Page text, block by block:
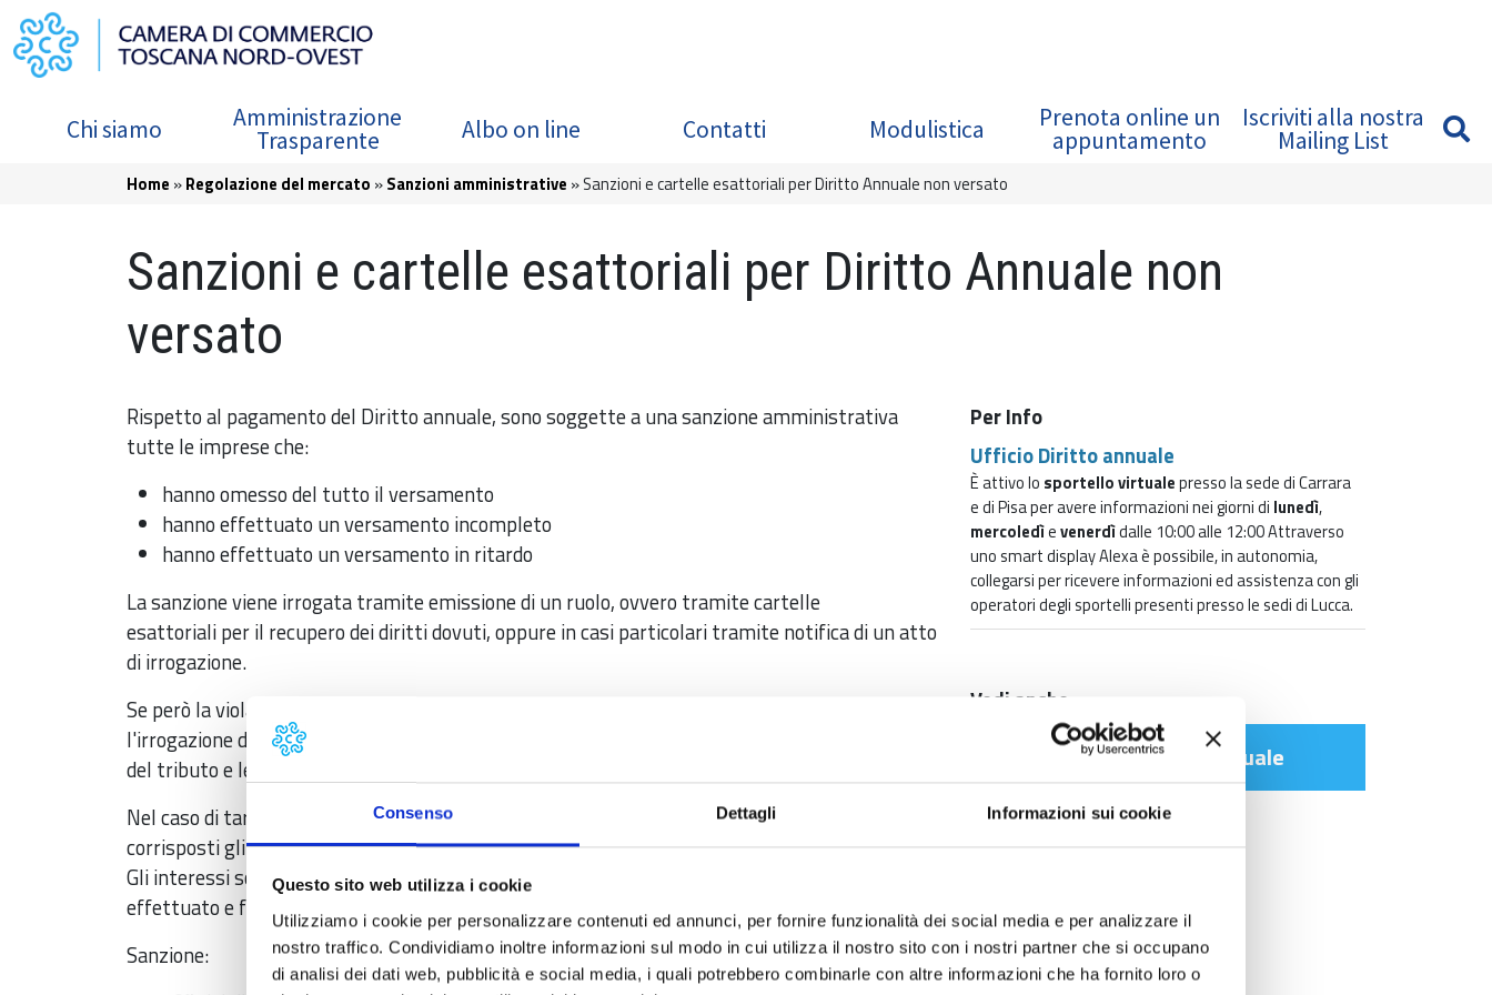
Consenso Dettagli Informazioni sui cookie
Questo sito web utilizza i cookie
Utilizziamo i cookie per personalizzare contenuti ed annunci, per fornire funzionalità dei social media e per analizzare il
nostro traffico. Condividiamo inoltre informazioni sul modo in cui utilizza il nostro sito con i nostri partner che si occupano
di analisi dei dati web, pubblicità e social media, i quali potrebbero combinarle con altre informazioni che ha fornito loro o
Salta al contenuto principale
Navigazione principale
Chi siamo Amministrazione
Trasparente Albo on line Contatti Modulistica Prenota online un
appuntamento
Iscriviti alla nostra
Mailing List
Briciole di pane
Home Regolazione del mercato Sanzioni amministrative Sanzioni e cartelle esattoriali per Diritto Annuale non versato
Sanzioni e cartelle esattoriali per Diritto Annuale non
versato
Rispetto al pagamento del Diritto annuale, sono soggette a una sanzione amministrativa
tutte le imprese che:
hanno omesso del tutto il versamento
hanno effettuato un versamento incompleto
hanno effettuato un versamento in ritardo
La sanzione viene irrogata tramite emissione di un ruolo, ovvero tramite cartelle
esattoriali per il recupero dei diritti dovuti, oppure in casi particolari tramite notifica di un atto
di irrogazione.
Se però la violazione viene regolarizzata entro un anno dalla scadenza, è possibile evitare
l'irrogazione della sanzione tramite cartella esattoriale, versando contestualmente l'importo
del tributo e le somme a titolo di ravvedimento.
Nel caso di tardivo/incompleto/omesso versamento del diritto annuale dovranno essere
corrisposti gli interessi oltre alla sanzione.
Gli interessi sono calcolati al tasso legale dal giorno in cui il versamento doveva essere
effettuato e fino al giorno in cui viene contestata la violazione.
Sanzione:
Per Info
Ufficio Diritto annuale
È attivo lo sportello virtualepresso la sede di Carrara
e di Pisa per avere informazioni nei giorni di lunedì,
mercoledìevenerdìdalle 10:00 alle 12:00 Attraverso
uno smart display Alexa è possibile, in autonomia,
collegarsi per ricevere informazioni ed assistenza con gli
operatori degli sportelli presenti presso le sedi di Lucca.
Vedi anche
Scadenze Diritto Annuale